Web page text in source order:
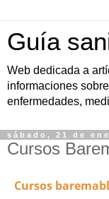
Guía
Web dedicada a
informaciones
enfermedades,
sábado, 21 de
Cursos
Cursos